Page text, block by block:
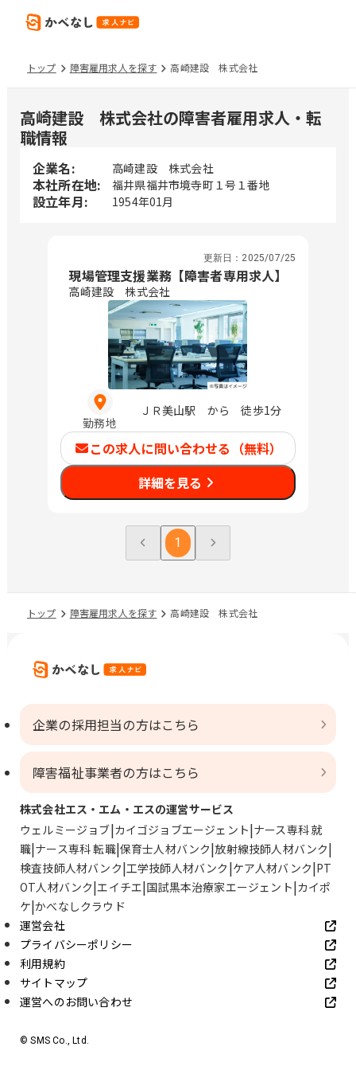
トップ 障害雇用求人を探す 高崎建設 株式会社
高崎建設 株式会社の障害者雇用求人・転
職情報
企業名: 高崎建設 株式会社
本社所在地: 福井県福井市境寺町１号１番地
設立年月: 1954年01月
更新日： 2025/07/25
現場管理支援業務【障害者専用求人】
高崎建設 株式会社
勤務地
ＪＲ美山駅 から 徒歩1分
この求人に問い合わせる（無料）
詳細を見る
1
トップ 障害雇用求人を探す 高崎建設 株式会社
企業の採用担当の方はこちら
障害福祉事業者の方はこちら
株式会社エス・エム・エスの運営サービス
ウェルミージョブ カイゴジョブエージェント ナース専科 就
職 ナース専科 転職 保育士人材バンク 放射線技師人材バンク
検査技師人材バンク 工学技師人材バンク ケア人材バンク PT
OT人材バンク エイチエ 国試黒本治療家エージェント カイポ
ケ かべなしクラウド
運営会社
プライバシーポリシー
利用規約
サイトマップ
運営へのお問い合わせ
© SMS Co., Ltd.